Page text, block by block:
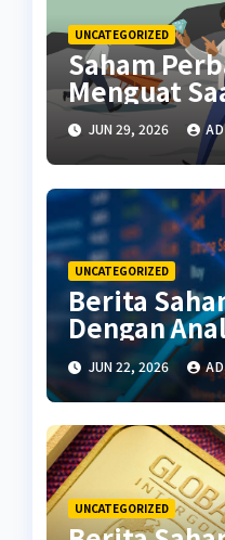
UNCATEGORIZED
Saham
Menguat
Kembali
JUN 29, 2026
UNCATEGORIZED
Berita
Dengan
Terbaru
JUN 22, 2026
UNCATEGORIZED